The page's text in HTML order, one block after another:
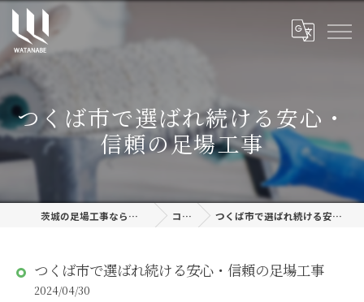
つくば市で選ばれ続ける安心・
信頼の足場工事
茨城の足場工事なら株式会社渡邊建設 コラム つくば市で選ばれ続ける安心・信頼の足場工事
つくば市で選ばれ続ける安心・信頼の足場工事
2024/04/30